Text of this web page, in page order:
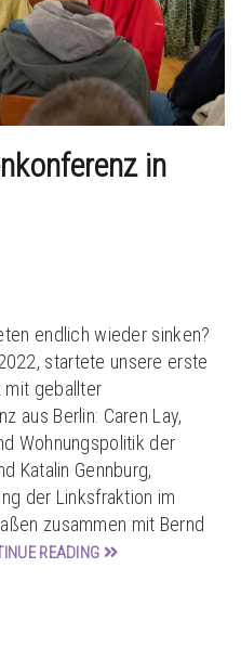
in
endlich wieder sinken?
startete unsere erste
mit geballter
aus Berlin: Caren Lay,
Wohnungspolitik der
Katalin Gennburg,
der Linksfraktion im
zusammen mit Bernd
READING